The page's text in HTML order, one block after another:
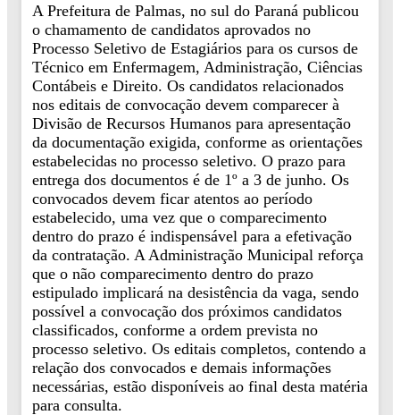
A Prefeitura de Palmas, no sul do Paraná publicou
o chamamento de candidatos aprovados no
Processo Seletivo de Estagiários para os cursos de
Técnico em Enfermagem, Administração, Ciências
Contábeis e Direito. Os candidatos relacionados
nos editais de convocação devem comparecer à
Divisão de Recursos Humanos para apresentação
da documentação exigida, conforme as orientações
estabelecidas no processo seletivo. O prazo para
entrega dos documentos é de 1º a 3 de junho. Os
convocados devem ficar atentos ao período
estabelecido, uma vez que o comparecimento
dentro do prazo é indispensável para a efetivação
da contratação. A Administração Municipal reforça
que o não comparecimento dentro do prazo
estipulado implicará na desistência da vaga, sendo
possível a convocação dos próximos candidatos
classificados, conforme a ordem prevista no
processo seletivo. Os editais completos, contendo a
relação dos convocados e demais informações
necessárias, estão disponíveis ao final desta matéria
para consulta.